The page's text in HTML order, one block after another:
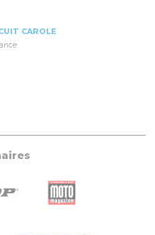
CAROLE